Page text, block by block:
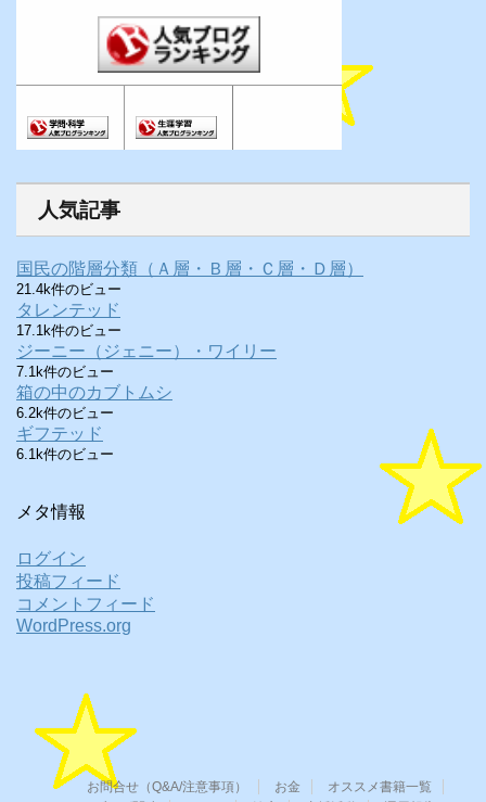
人気記事
国民の階層分類（Ａ層・Ｂ層・Ｃ層・Ｄ層）
21.4k件のビュー
タレンテッド
17.1k件のビュー
ジーニー（ジェニー）・ワイリー
7.1k件のビュー
箱の中のカブトムシ
6.2k件のビュー
ギフテッド
6.1k件のビュー
メタ情報
ログイン
投稿フィード
コメントフィード
WordPress.org
お問合せ（Q&A/注意事項） お金
オススメ書籍一覧